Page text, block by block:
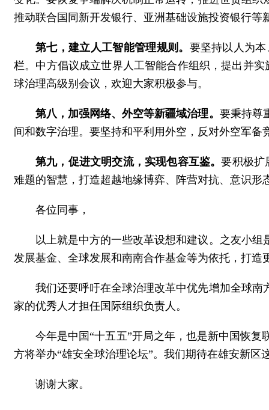
推动联合国同新开发银行、亚洲基础设施投资银行
第七，建立人工智能管理规则。 要坚持以人为
栏。中方倡议成立世界人工智能合作组织，提出并
球治理高级别会议，欢迎大家积极参与。
第八，加强网络、外空等新疆域治理。 要秉持尊
间和数字治理。要坚持和平利用外空，反对外空军
第九，促进文明交流，实现包容互鉴。要积极扩
难题的智慧，打造超越地缘博弈、阵营对抗、意识
各位同事，
以上就是中方的一些改革设想和建议。之友小
发展基金、全球发展和南南合作基金等为依托，打
我们还要呼吁在全球治理改革中优先增加全球
家的优秀人才担任国际组织负责人。
今年是中国“十五五”开局之年，也是新中国恢
方将举办“雄安全球治理论坛”。我们期待在雄安新
谢谢大家。